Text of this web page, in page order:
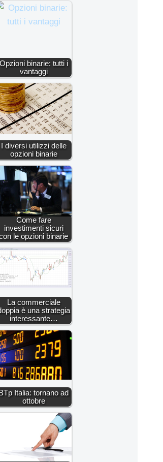
Opzioni binarie: tutti i
vantaggi
I diversi utilizzi delle
opzioni binarie
Come fare
investimenti sicuri
le opzioni binarie
La commerciale
è una strategia
interessante…
Italia: tornano ad
ottobre